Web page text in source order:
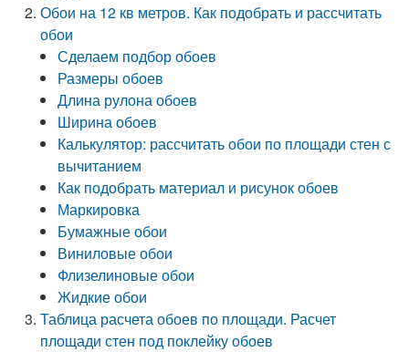
Обои на 12 кв метров. Как подобрать и рассчитать
обои
Сделаем подбор обоев
Размеры обоев
Длина рулона обоев
Ширина обоев
Калькулятор: рассчитать обои по площади стен с
вычитанием
Как подобрать материал и рисунок обоев
Маркировка
Бумажные обои
Виниловые обои
Флизелиновые обои
Жидкие обои
Таблица расчета обоев по площади. Расчет
площади стен под поклейку обоев